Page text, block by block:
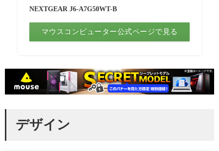
NEXTGEAR J6-A7G50WT-B
マウスコンピューター公式ページで見る
デザイン